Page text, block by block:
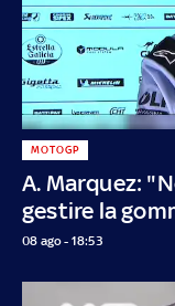
A. Marquez:
gestire la
MOTOGP
08 ago - 18:53